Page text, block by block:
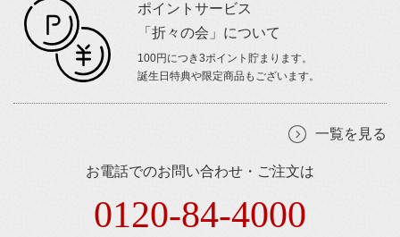
ポイントサービス
「折々の会」について
100円につき3ポイント貯まります。
誕生日特典や限定商品もございます。
一覧を見る
お電話でのお問い合わせ・ご注文は
0120-84-4000